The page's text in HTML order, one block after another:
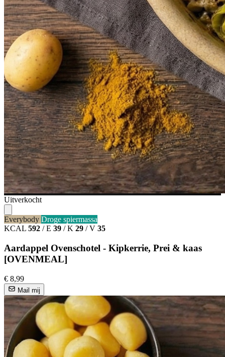
Uitverkocht
Everybody Droge spiermassa
KCAL 592 / E 39 / K 29 / V 35
Aardappel Ovenschotel - Kipkerrie, Prei & kaas
[OVENMEAL]
€ 8,99
Mail mij